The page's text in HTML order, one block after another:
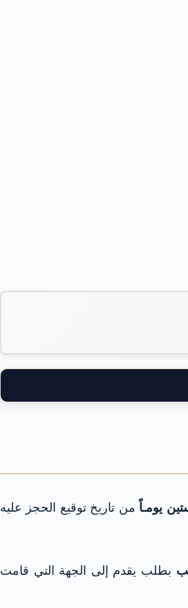
يومـاً من تاريخ توقيع الحجز عليه
بطلب يقدم إلى الجهة التي قامت